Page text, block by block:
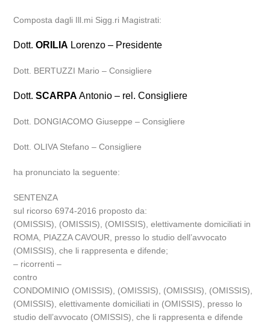
Composta dagli Ill.mi Sigg.ri Magistrati:
Dott.ORILIA Lorenzo – Presidente
Dott. BERTUZZI Mario – Consigliere
Dott.SCARPA Antonio – rel. Consigliere
Dott. DONGIACOMO Giuseppe – Consigliere
Dott. OLIVA Stefano – Consigliere
ha pronunciato la seguente:
SENTENZA
sul ricorso 6974-2016 proposto da:
(OMISSIS), (OMISSIS), (OMISSIS), elettivamente domiciliati in
ROMA, PIAZZA CAVOUR, presso lo studio dell’avvocato
(OMISSIS), che li rappresenta e difende;
– ricorrenti –
contro
CONDOMINIO (OMISSIS), (OMISSIS), (OMISSIS), (OMISSIS),
(OMISSIS), elettivamente domiciliati in (OMISSIS), presso lo
studio dell’avvocato (OMISSIS), che li rappresenta e difende